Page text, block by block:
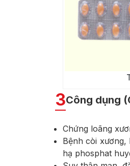
3Công dụng
Chứng loãng
Bệnh còi
hạ phosphat